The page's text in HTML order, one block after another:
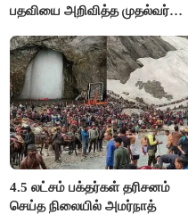
பதவியை அறிவித்த முதல்வர்
4.5 லட்சம் பக்தர்கள் தரிசனம்
செய்த நிலையில் அமர்நாத்